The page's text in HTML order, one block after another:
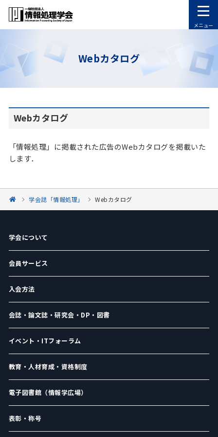
メニュー
Webカタログ
Webカタログ
「情報処理」に掲載された広告のWebカタログを掲載いた
します．
学会誌「情報処理」 Webカタログ
学会について
会員サービス
入会方法
会誌・論文誌・研究会・DP・図書
イベント・ITフォーラム
教育・人材育成・資格制度
電子図書館（情報学広場）
表彰・称号